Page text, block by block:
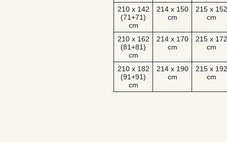
210 x 142
(71+71)
cm
214 x 150
cm
215 x
cm
210 x 162
(81+81)
cm
214 x 170
cm
215 x
cm
210 x 182
(91+91)
cm
214 x 190
cm
215 x
cm